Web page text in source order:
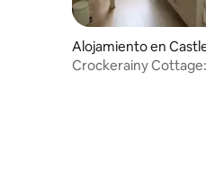
Alojamiento en
ham
Crockerainy